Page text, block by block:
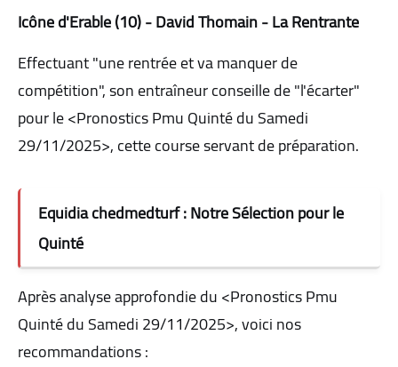
Icône d'Erable (10) - David Thomain - La Rentrante
Effectuant "une rentrée et va manquer de
compétition", son entraîneur conseille de "l'écarter"
pour le <Pronostics Pmu Quinté du Samedi
29/11/2025>, cette course servant de préparation.
Equidia chedmedturf : Notre Sélection pour le
Quinté
Après analyse approfondie du <Pronostics Pmu
Quinté du Samedi 29/11/2025>, voici nos
recommandations :